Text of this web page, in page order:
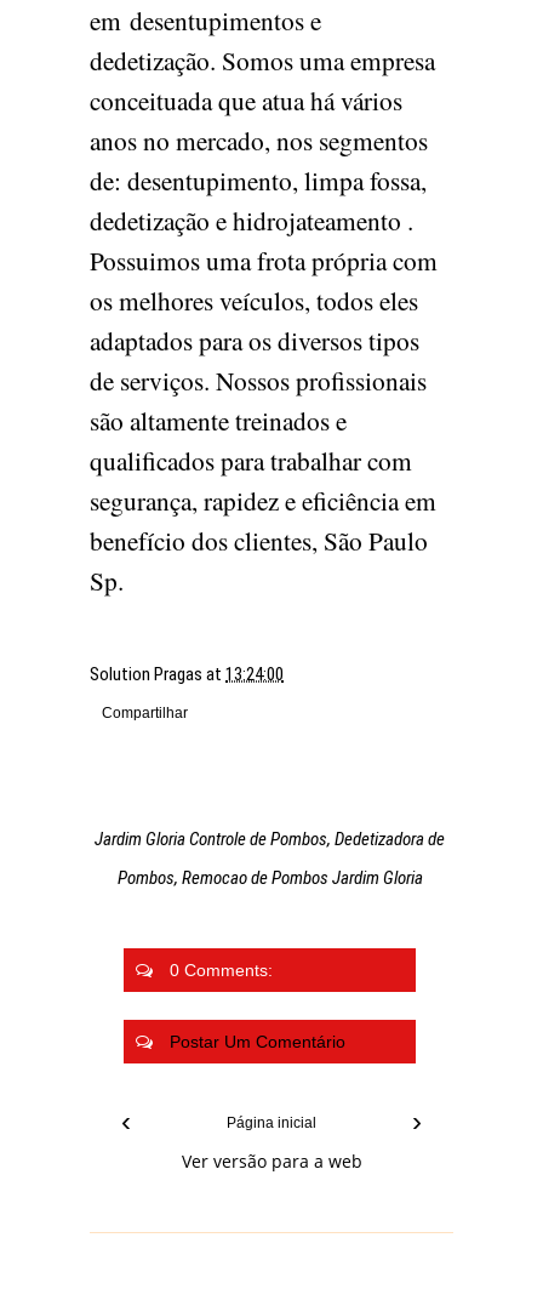
em desentupimentos e
dedetização. Somos uma empresa
conceituada que atua há vários
anos no mercado, nos segmentos
de: desentupimento, limpa fossa,
dedetização e hidrojateamento .
Possuimos uma frota própria com
os melhores veículos, todos eles
adaptados para os diversos tipos
de serviços. Nossos profissionais
são altamente treinados e
qualificados para trabalhar com
segurança, rapidez e eficiência em
benefício dos clientes, São Paulo
Sp.
Solution Pragas at 13:24:00
Compartilhar
Jardim Gloria Controle de Pombos, Dedetizadora de
Pombos, Remocao de Pombos Jardim Gloria
0 Comments:
Postar Um Comentário
‹ ›
Página inicial
Ver versão para a web